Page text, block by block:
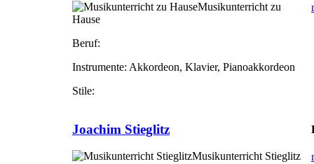
Musikunterricht zu
Hause
Beruf:
Instrumente: Akkordeon, Klavier, Pianoakkordeon
Stile:
Joachim Stieglitz
Musikunterricht Stieglitz